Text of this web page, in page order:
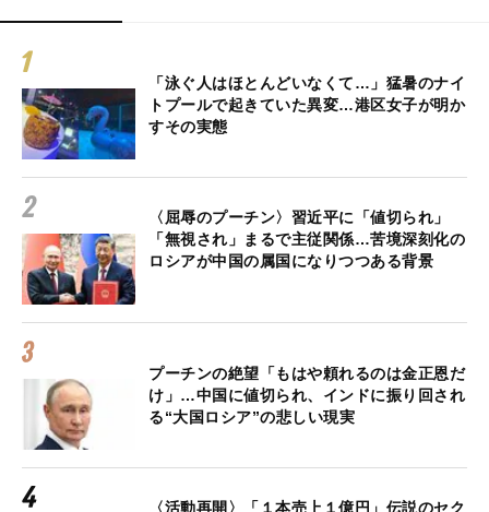
「泳ぐ人はほとんどいなくて…」猛暑のナイ
トプールで起きていた異変…港区女子が明か
すその実態
〈屈辱のプーチン〉習近平に「値切られ」
「無視され」まるで主従関係…苦境深刻化の
ロシアが中国の属国になりつつある背景
プーチンの絶望「もはや頼れるのは金正恩だ
け」…中国に値切られ、インドに振り回され
る“大国ロシア”の悲しい現実
〈活動再開〉「１本売上１億円」伝説のセク